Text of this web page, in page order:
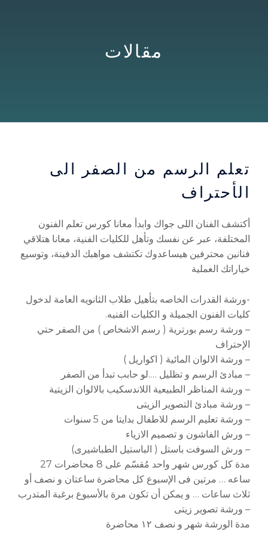
مقالات
تعلم الرسم من الصفر الى
الأحتراف
أكتشف الفنان اللى جواك وابدأ معانا كورس تعلم الفنون
المختلفة، عبر عن نفسك وتأهل للكليات الفنية، معانا هتلاقي
فنانين محترفين هيساعدوك تكتشف مواهبك الدفينة، وتوسيع
خياراتك العملية
-ورشة القدرات الخاصه بتأهيل طلاب الثانويه العامة لدخول
كليات الفنون الجميلة و الكليات الفنيه.
– ورشة رسم بورترية ( رسم الاشخاص ) من الصفر حتي
الإحتراف
– ورشة الالوان المائية ( اكواريل )
– مبادئ الرسم و تظليل ….لو حابب تبدأ من الصفر
– ورشة المناظر الطبيعية اللاندسكيب بالالوان الزيتية
– ورشة مبادئ التصوير الزيتى
– ورشة تعليم الرسم للاطفال بدايتا من 5 سنوات
– ورش الفاشون و تصميم الازياء
– ورش السوفت باستل ( الباستيل الطباشيرى)
مدة كل كورس شهر واحد مُقسّم على 8 محاضرات 27
ساعه … مرتين فى الإسبوع كل محاضرة ساعتان و نصف أو
ثلاث ساعات … و يمكن أن تكون مرة بالأسبوع برغبة المتدرب
– ورشة تصوير زيتى
مدة الورشة شهر و نصف ١٢ محاضرة